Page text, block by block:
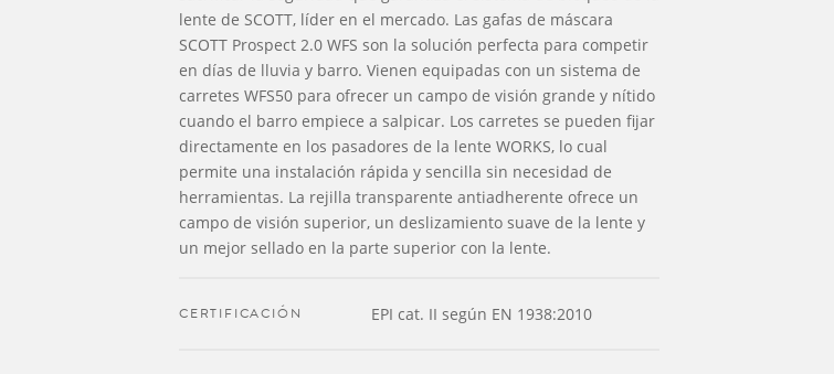
lente de SCOTT, líder en el mercado. Las gafas de máscara
SCOTT Prospect 2.0 WFS son la solución perfecta para competir
en días de lluvia y barro. Vienen equipadas con un sistema de
carretes WFS50 para ofrecer un campo de visión grande y nítido
cuando el barro empiece a salpicar. Los carretes se pueden fijar
directamente en los pasadores de la lente WORKS, lo cual
permite una instalación rápida y sencilla sin necesidad de
herramientas. La rejilla transparente antiadherente ofrece un
campo de visión superior, un deslizamiento suave de la lente y
un mejor sellado en la parte superior con la lente.
CERTIFICACIÓN EPI cat. II según EN 1938:2010